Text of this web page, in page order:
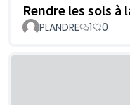
Rendre les sols
PLANDRE 1 0